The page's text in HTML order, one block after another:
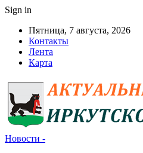
Sign in
Пятница, 7 августа, 2026
Контакты
Лента
Карта
Новости -